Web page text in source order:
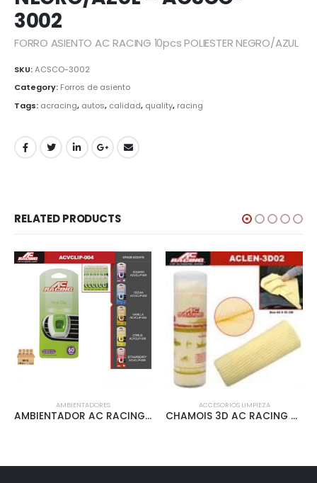
3002
FORRO ASIENTO AC RACING 10pcs POLIESTER NEGRO/AZUL
SKU:ACSCO-3002
Category: Forros de asiento
Tags: acracing, autos, calidad, quality, racing
RELATED PRODUCTS
AMBIENTADORES
AMBIENTADOR AC RACING VENT CLIP MELON – ACVCLIP-004
ACCESORIOS LIMPIEZA
CHAMOIS 3D AC RACING GRANDE TUBO PLASTICO CLEAR – ACLEN-3D02